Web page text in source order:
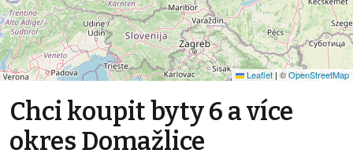
Leaflet | ©OpenStreetMap
Chci koupit byty 6 a více
okres Domažlice